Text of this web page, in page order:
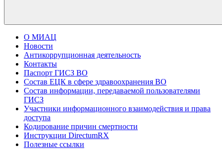
О МИАЦ
Новости
Антикоррупционная деятельность
Контакты
Паспорт ГИСЗ ВО
Состав ЕЦК в сфере здравоохранения ВО
Состав информации, передаваемой пользователями
ГИСЗ
Участники информационного взаимодействия и права
доступа
Кодирование причин смертности
Инструкции DirectumRX
Полезные ссылки